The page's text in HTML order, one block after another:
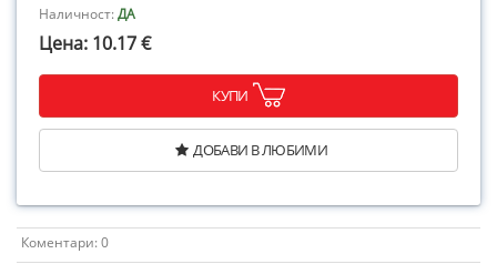
Наличност:ДА
Цена: 10.17 €
КУПИ
ДОБАВИ В ЛЮБИМИ
Коментари: 0